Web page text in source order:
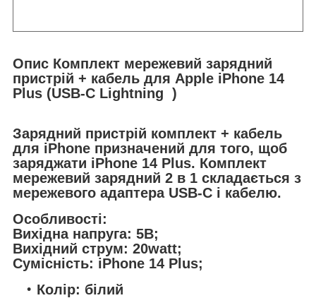
Опис Комплект мережевий зарядний
пристрій + кабель для Apple iPhone 14
Plus (USB-C Lightning )
Зарядний пристрій комплект + кабель
для iPhone призначений для того, щоб
заряджати iPhone 14 Plus. Комплект
мережевий зарядний 2 в 1 складається з
мережевого адаптера USB-C і кабелю.
Особливості:
Вихідна напруга: 5В;
Вихідний струм: 20watt;
Сумісність: iPhone 14 Plus;
Колір: білий